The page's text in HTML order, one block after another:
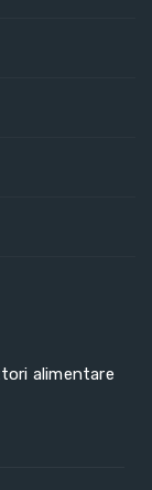
alimentare